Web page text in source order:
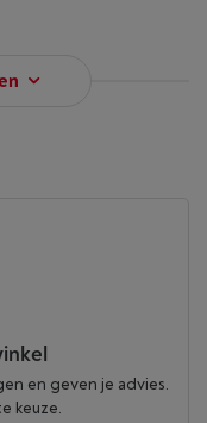
en geven je advies.
keuze.